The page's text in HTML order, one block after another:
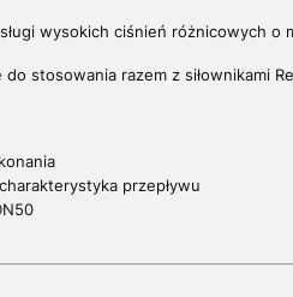
wysokich ciśnień różnicowych o
do stosowania razem z siłownikami
przepływu